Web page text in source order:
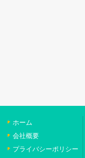
ホーム
会社概要
プライバシーポリシー